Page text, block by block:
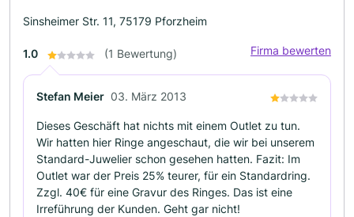
Sinsheimer Str. 11, 75179 Pforzheim
1.0 (1 Bewertung) Firma bewerten
Stefan Meier 03. März 2013
Dieses Geschäft hat nichts mit einem Outlet zu tun.
Wir hatten hier Ringe angeschaut, die wir bei unserem
Standard-Juwelier schon gesehen hatten. Fazit: Im
Outlet war der Preis 25% teurer, für ein Standardring.
Zzgl. 40€ für eine Gravur des Ringes. Das ist eine
Irreführung der Kunden. Geht gar nicht!